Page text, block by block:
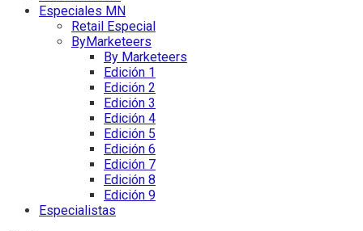
Especiales MN
Retail Especial
ByMarketeers
By Marketeers
Edición 1
Edición 2
Edición 3
Edición 4
Edición 5
Edición 6
Edición 7
Edición 8
Edición 9
Especialistas